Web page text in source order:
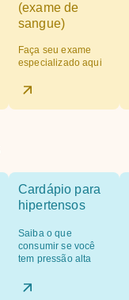
(exame de
sangue)
Faça seu exame
especializado aqui
Cardápio para
hipertensos
Saiba o que
consumir se você
tem pressão alta